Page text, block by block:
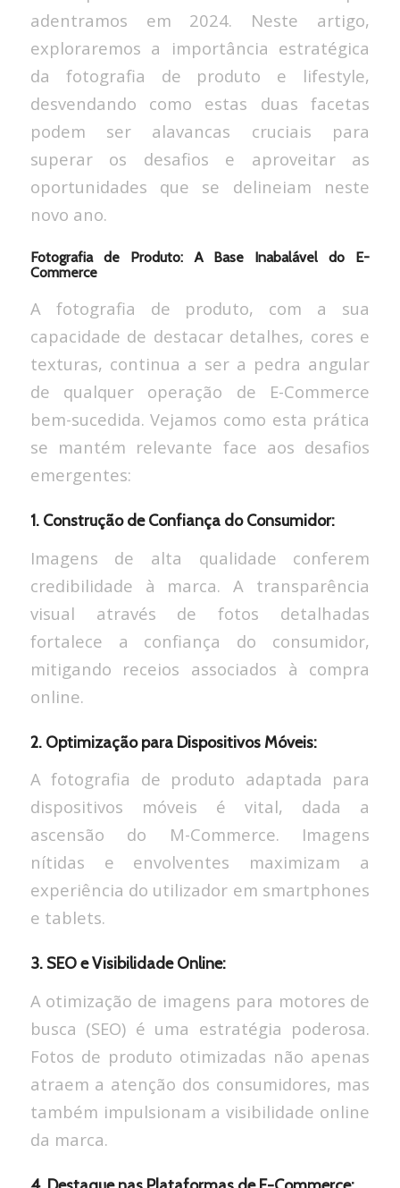
adentramos em 2024. Neste artigo,
exploraremos a importância estratégica
da fotografia de produto e lifestyle,
desvendando como estas duas facetas
podem ser alavancas cruciais para
superar os desafios e aproveitar as
oportunidades que se delineiam neste
novo ano.
Fotografia de Produto: A Base Inabalável do E-
Commerce
A fotografia de produto, com a sua
capacidade de destacar detalhes, cores e
texturas, continua a ser a pedra angular
de qualquer operação de E-Commerce
bem-sucedida. Vejamos como esta prática
se mantém relevante face aos desafios
emergentes:
1. Construção de Confiança do Consumidor:
Imagens de alta qualidade conferem
credibilidade à marca. A transparência
visual através de fotos detalhadas
fortalece a confiança do consumidor,
mitigando receios associados à compra
online.
2. Optimização para Dispositivos Móveis:
A fotografia de produto adaptada para
dispositivos móveis é vital, dada a
ascensão do M-Commerce. Imagens
nítidas e envolventes maximizam a
experiência do utilizador em smartphones
e tablets.
3. SEO e Visibilidade Online:
A otimização de imagens para motores de
busca (SEO) é uma estratégia poderosa.
Fotos de produto otimizadas não apenas
atraem a atenção dos consumidores, mas
também impulsionam a visibilidade online
da marca.